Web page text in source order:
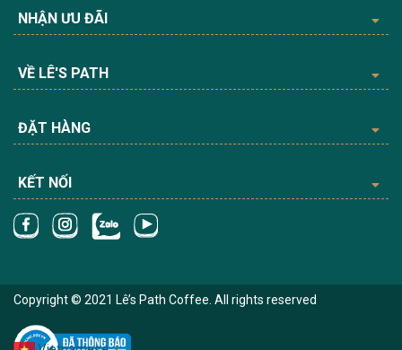
NHẬN ƯU ĐÃI
VỀ LÊ'S PATH
ĐẶT HÀNG
KẾT NỐI
Copyright © 2021 Lê’s Path Coffee. All rights reserved